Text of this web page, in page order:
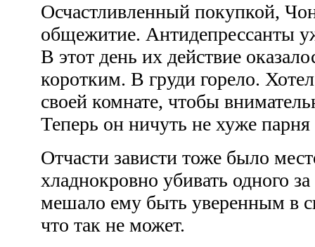
Осчастливленный покупкой,
общежитие. Антидепрессанты
В этот день их действие
коротким. В груди горело.
своей комнате, чтобы
Теперь он ничуть не хуже
Отчасти зависти тоже было
хладнокровно убивать одного
мешало ему быть уверенным в
что так не может.